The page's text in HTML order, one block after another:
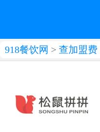
918餐饮网 > 查加盟费